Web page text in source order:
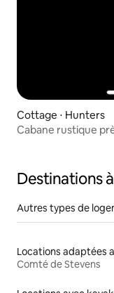
Cottage ⋅ Hunters
Cabane rustique
Destinations
Autres types de
Comté de Stevens